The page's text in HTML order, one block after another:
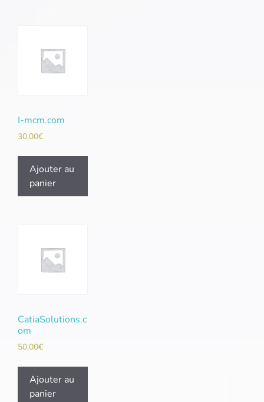
I-mcm.com
30,00€
Ajouter au
panier
CatiaSolutions.c
om
50,00€
Ajouter au
panier